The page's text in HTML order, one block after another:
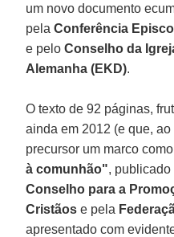
um novo documento
pelaConferência
e peloConselho da
Alemanha (EKD).
O texto de 92 páginas,
ainda em 2012 (e que,
precursor um marco
à comunhão",
Conselho para a
Cristãos e pela
apresentado com